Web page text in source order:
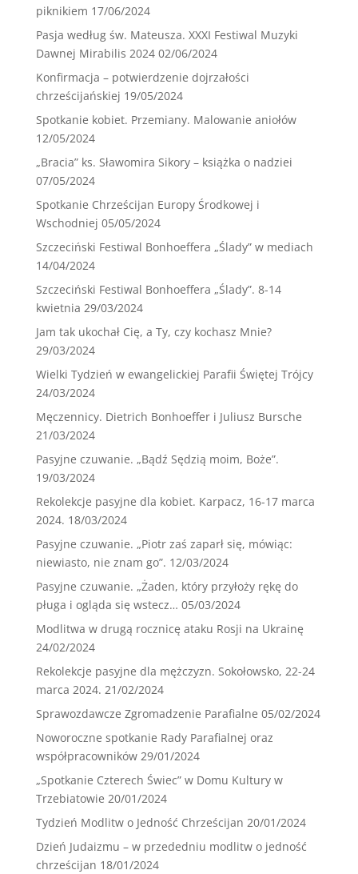
piknikiem 17/06/2024
Pasja według św. Mateusza. XXXI Festiwal Muzyki
Dawnej Mirabilis 2024 02/06/2024
Konfirmacja – potwierdzenie dojrzałości
chrześcijańskiej 19/05/2024
Spotkanie kobiet. Przemiany. Malowanie aniołów
12/05/2024
„Bracia” ks. Sławomira Sikory – książka o nadziei
07/05/2024
Spotkanie Chrześcijan Europy Środkowej i
Wschodniej 05/05/2024
Szczeciński Festiwal Bonhoeffera „Ślady” w mediach
14/04/2024
Szczeciński Festiwal Bonhoeffera „Ślady”. 8-14
kwietnia 29/03/2024
Jam tak ukochał Cię, a Ty, czy kochasz Mnie?
29/03/2024
Wielki Tydzień w ewangelickiej Parafii Świętej Trójcy
24/03/2024
Męczennicy. Dietrich Bonhoeffer i Juliusz Bursche
21/03/2024
Pasyjne czuwanie. „Bądź Sędzią moim, Boże”.
19/03/2024
Rekolekcje pasyjne dla kobiet. Karpacz, 16-17 marca
2024. 18/03/2024
Pasyjne czuwanie. „Piotr zaś zaparł się, mówiąc:
niewiasto, nie znam go”. 12/03/2024
Pasyjne czuwanie. „Żaden, który przyłoży rękę do
pługa i ogląda się wstecz… 05/03/2024
Modlitwa w drugą rocznicę ataku Rosji na Ukrainę
24/02/2024
Rekolekcje pasyjne dla mężczyzn. Sokołowsko, 22-24
marca 2024. 21/02/2024
Sprawozdawcze Zgromadzenie Parafialne 05/02/2024
Noworoczne spotkanie Rady Parafialnej oraz
współpracowników 29/01/2024
„Spotkanie Czterech Świec” w Domu Kultury w
Trzebiatowie 20/01/2024
Tydzień Modlitw o Jedność Chrześcijan 20/01/2024
Dzień Judaizmu – w przededniu modlitw o jedność
chrześcijan 18/01/2024